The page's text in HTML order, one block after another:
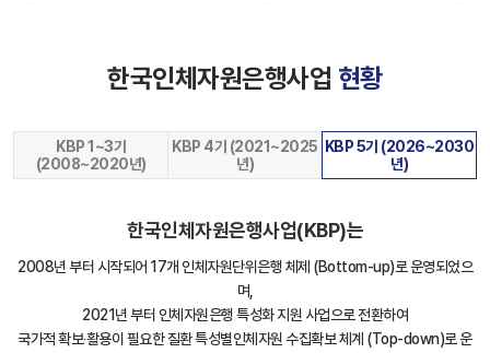
한국인체자원은행사업 현황
KBP 1~3기
(2008~2020년)
KBP 4기 (2021~2025
년)
KBP 5기 (2026~2030
년)
한국인체자원은행사업(KBP)는
2008년 부터 시작되어 17개 인체자원단위은행 체제 (Bottom-up)로 운영되었으
며,
2021년 부터 인체자원은행 특성화 지원 사업으로 전환하여
국가적 확보‧활용이 필요한 질환 특성별인체자원 수집확보 체계 (Top-down)로 운